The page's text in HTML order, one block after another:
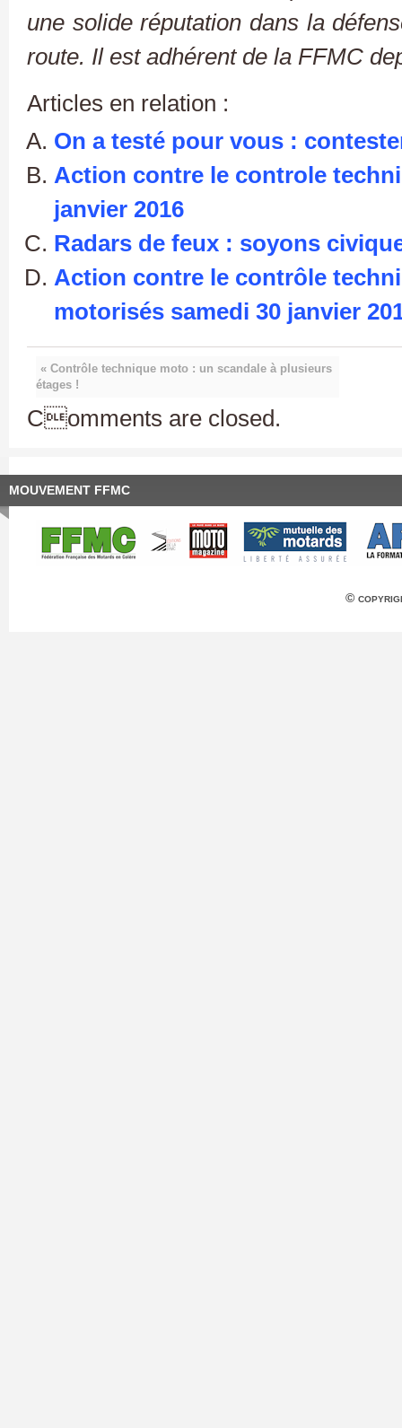
une solide réputation dans la
route. Il est adhérent de la FFMC
Articles en relation :
On a testé pour vous :
Action contre le controle
janvier 2016
Radars de feux : soyons
Action contre le contrôle
motorisés samedi 30 janvier
« Contrôle technique moto : un scandale à plusieurs
étages !
Comments are closed.
MOUVEMENT FFMC
©